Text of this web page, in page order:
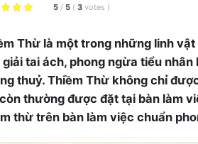
5 / 5 ( 3 votes )
Thừ là một trong những linh
giải tai ách, phong ngừa tiểu
thuỷ. Thiềm Thừ không chỉ
thường được đặt tại bàn làm
thừ trên bàn làm việc chuẩn